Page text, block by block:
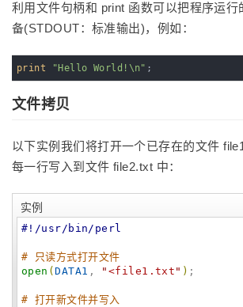
利用文件句柄和 print 函数可以把程序运行
备(STDOUT：标准输出)，例如：
print "Hello World!\n" ;
文件拷贝
以下实例我们将打开一个已存在的文件
每一行写入到文件 file2.txt 中：
实例
#!/usr/bin/perl
# 只读方式打开文件
open (DATA1 , " <file1.txt " ) ;
# 打开新文件并写入